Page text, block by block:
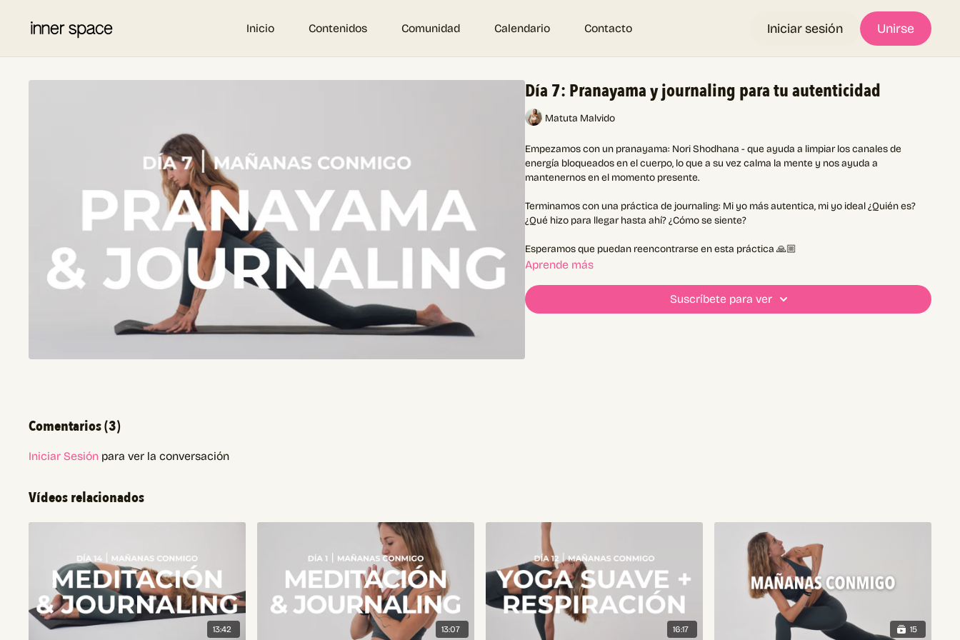
Inicio Contenidos Comunidad Calendario Contacto Iniciar sesión Unirse
Día 7: Pranayama y journaling para tu autenticidad
Matuta Malvido
Empezamos con un pranayama: Nori Shodhana - que ayuda a limpiar los canales de
energía bloqueados en el cuerpo, lo que a su vez calma la mente y nos ayuda a
mantenernos en el momento presente.
Terminamos con una práctica de journaling: Mi yo más autentica, mi yo ideal ¿Quién es?
¿Qué hizo para llegar hasta ahí? ¿Cómo se siente?
Esperamos que puedan reencontrarse en esta práctica 🙏🏼
Aprende más
Suscríbete para ver
Comentarios (3)
Iniciar Sesión para ver la conversación
Vídeos relacionados
13:42 13:07 16:17 15